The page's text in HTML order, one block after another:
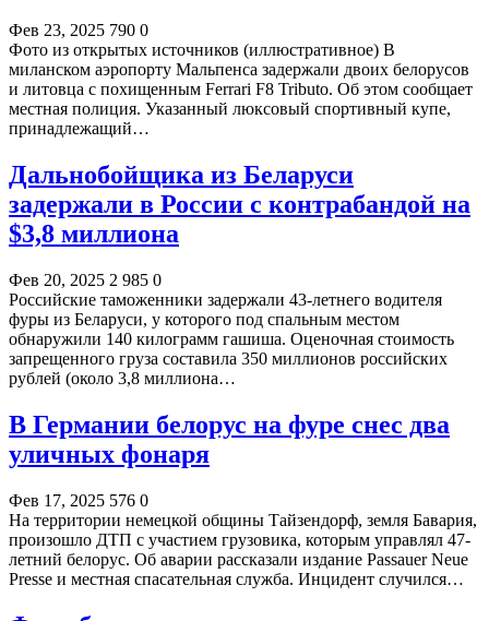
Фев 23, 2025 790 0
Фото из открытых источников (иллюстративное) В
миланском аэропорту Мальпенса задержали двоих белорусов
и литовца с похищенным Ferrari F8 Tributo. Об этом сообщает
местная полиция. Указанный люксовый спортивный купе,
принадлежащий…
Дальнобойщика из Беларуси
задержали в России с контрабандой на
$3,8 миллиона
Фев 20, 2025 2 985 0
Российские таможенники задержали 43-летнего водителя
фуры из Беларуси, у которого под спальным местом
обнаружили 140 килограмм гашиша. Оценочная стоимость
запрещенного груза составила 350 миллионов российских
рублей (около 3,8 миллиона…
В Германии белорус на фуре снес два
уличных фонаря
Фев 17, 2025 576 0
На территории немецкой общины Тайзендорф, земля Бавария,
произошло ДТП с участием грузовика, которым управлял 47-
летний белорус. Об аварии рассказали издание Passauer Neue
Presse и местная спасательная служба. Инцидент случился…